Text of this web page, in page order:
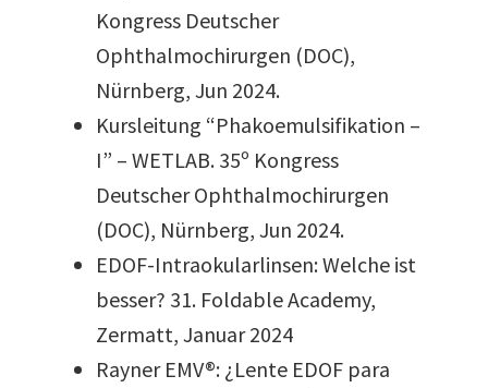
Kongress Deutscher
Ophthalmochirurgen (DOC),
Nürnberg, Jun 2024.
Kursleitung “Phakoemulsifikation –
I” – WETLAB. 35º Kongress
Deutscher Ophthalmochirurgen
(DOC), Nürnberg, Jun 2024.
EDOF-Intraokularlinsen: Welche ist
besser? 31. Foldable Academy,
Zermatt, Januar 2024
Rayner EMV®: ¿Lente EDOF para